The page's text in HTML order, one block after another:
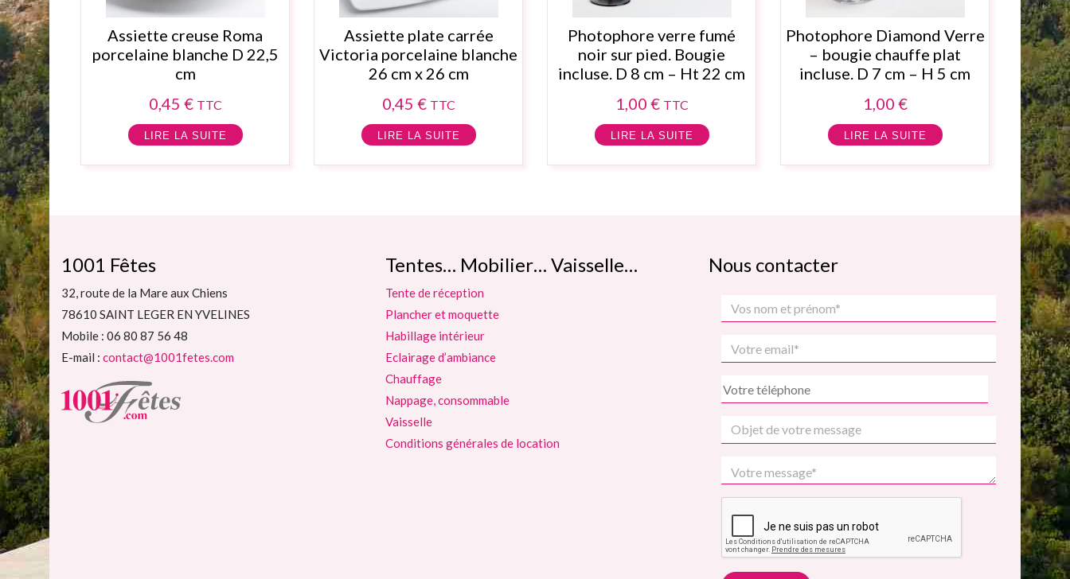
Assiette creuse Roma
porcelaine blanche D 22,5
cm
0,45 € TTC
LIRE LA SUITE
Assiette plate carrée
Victoria porcelaine blanche
26 cm x 26 cm
0,45 € TTC
LIRE LA SUITE
Photophore verre fumé
noir sur pied. Bougie
incluse. D 8 cm – Ht 22 cm
1,00 € TTC
LIRE LA SUITE
Photophore Diamond Verre
– bougie chauffe plat
incluse. D 7 cm – H 5 cm
1,00 €
LIRE LA SUITE
1001 Fêtes
32, route de la Mare aux Chiens
78610 SAINT LEGER EN YVELINES
Mobile : 06 80 87 56 48
E-mail : contact@1001fetes.com
Tentes… Mobilier… Vaisselle…
Tente de réception
Plancher et moquette
Habillage intérieur
Eclairage d’ambiance
Chauffage
Nappage, consommable
Vaisselle
Conditions générales de location
Nous contacter